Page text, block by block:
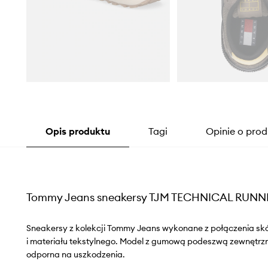
Opis produktu Tagi Opinie o
Tommy Jeans sneakersy TJM TECHNICAL
Sneakersy z kolekcji Tommy Jeans wykonane z połączenia
i materiału tekstylnego. Model z gumową podeszwą
odporna na uszkodzenia.